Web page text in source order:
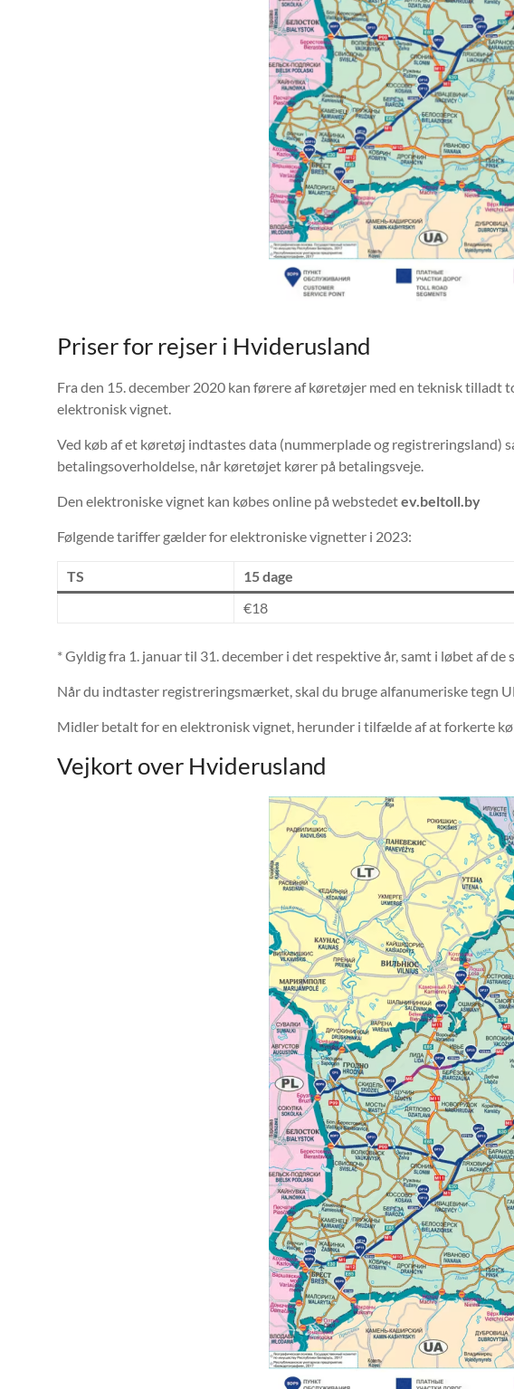
Priser for rejser i Hviderusland
Fra den 15. december 2020 kan førere af køretøjer med en teknisk
elektronisk vignet.
Ved køb af et køretøj indtastes data (nummerplade og
betalingsoverholdelse, når køretøjet kører på betalingsveje.
Den elektroniske vignet kan købes online på webstedetev.beltoll.by
Følgende tariffer gælder for elektroniske vignetter i 2023:
TS 15 dage
€18
* Gyldig fra 1. januar til 31. december i det respektive år, samt i løbet af
Når du indtaster registreringsmærket, skal du bruge alfanumeriske tegn
Midler betalt for en elektronisk vignet, herunder i tilfælde af at forkerte
Vejkort over Hviderusland